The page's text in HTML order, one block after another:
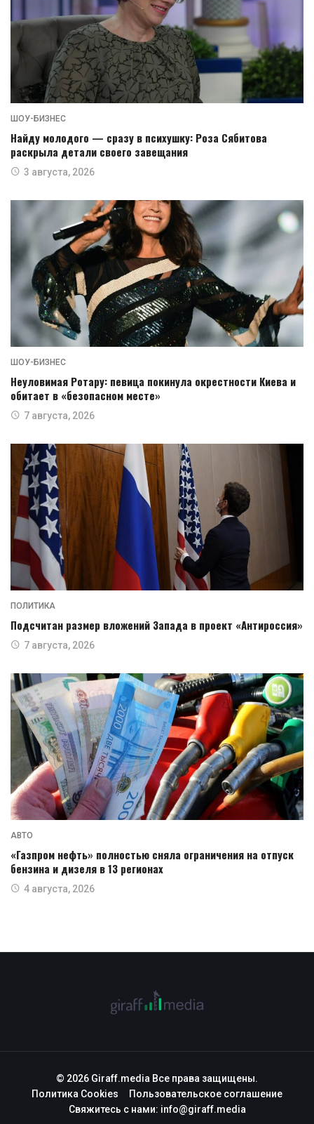
ШОУ-БИЗНЕС
Найду молодого — сразу в психушку: Роза Сябитова
раскрыла детали своего завещания
3 августа, 2026
ШОУ-БИЗНЕС
Неуловимая Ротару: певица покинула окрестности Киева и
обитает в «безопасном месте»
7 августа, 2026
ПОЛИТИКА
Подсчитан размер вложений Запада в проект «Антироссия»
7 августа, 2026
АВТО
«Газпром нефть» полностью сняла ограничения на отпуск
бензина и дизеля в 13 регионах
4 августа, 2026
© 2026 Giraff.media Все права защищены.
Политика Cookies
Пользовательское соглашение
Свяжитесь с нами: info@giraff.media